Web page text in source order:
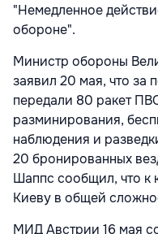
"Немедленное
обороне".
Министр обороны
заявил 20 мая, что за
передали 80 ракет
разминирования,
наблюдения и
20 бронированных
Шаппс сообщил, что к
Киеву в общей
МИД Австрии 16 мая